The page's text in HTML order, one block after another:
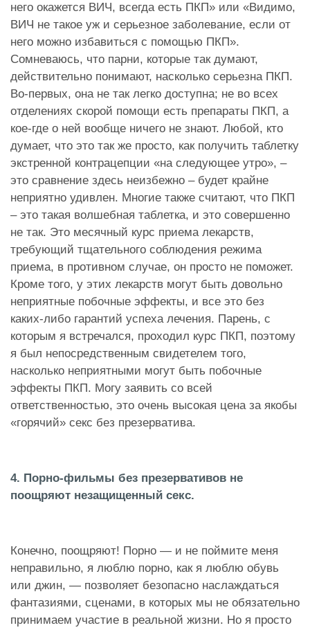
него окажется ВИЧ, всегда есть ПКП» или «Видимо,
ВИЧ не такое уж и серьезное заболевание, если от
него можно избавиться с помощью ПКП».
Сомневаюсь, что парни, которые так думают,
действительно понимают, насколько серьезна ПКП.
Во-первых, она не так легко доступна; не во всех
отделениях скорой помощи есть препараты ПКП, а
кое-где о ней вообще ничего не знают. Любой, кто
думает, что это так же просто, как получить таблетку
экстренной контрацепции «на следующее утро», –
это сравнение здесь неизбежно – будет крайне
неприятно удивлен. Многие также считают, что ПКП
– это такая волшебная таблетка, и это совершенно
не так. Это месячный курс приема лекарств,
требующий тщательного соблюдения режима
приема, в противном случае, он просто не поможет.
Кроме того, у этих лекарств могут быть довольно
неприятные побочные эффекты, и все это без
каких-либо гарантий успеха лечения. Парень, с
которым я встречался, проходил курс ПКП, поэтому
я был непосредственным свидетелем того,
насколько неприятными могут быть побочные
эффекты ПКП. Могу заявить со всей
ответственностью, это очень высокая цена за якобы
«горячий» секс без презерватива.
4. Порно-фильмы без презервативов не
поощряют незащищенный секс.
Конечно, поощряют! Порно — и не поймите меня
неправильно, я люблю порно, как я люблю обувь
или джин, — позволяет безопасно наслаждаться
фантазиями, сценами, в которых мы не обязательно
принимаем участие в реальной жизни. Но я просто